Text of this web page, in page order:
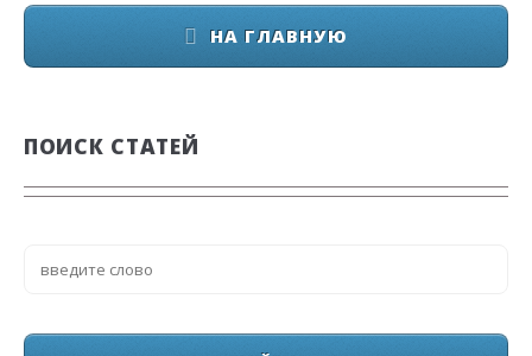
НА ГЛАВНУЮ
ПОИСК СТАТЕЙ